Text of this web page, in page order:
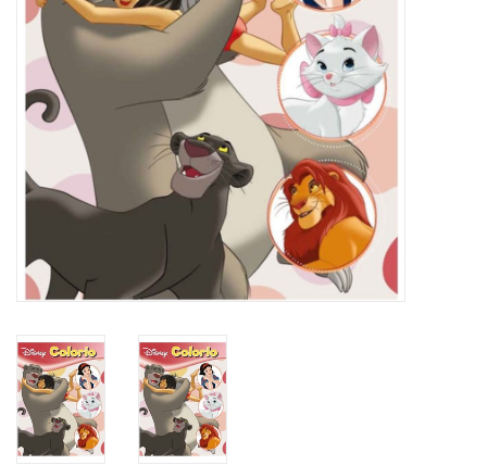
Reizen
Feestartikelen
School
Vitaliteit
OUTLET
KAARTEN